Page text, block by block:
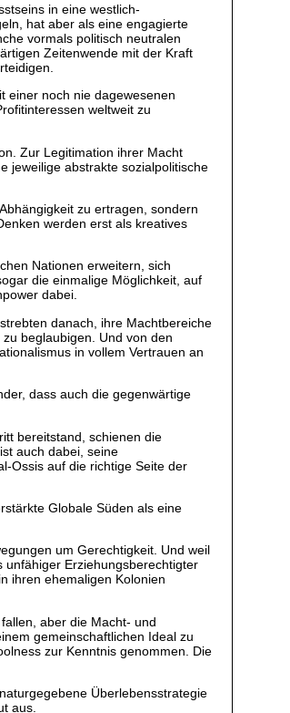
in eine westlich-
hat aber als eine engagierte
vormals politisch neutralen
Zeitenwende mit der Kraft
einer noch nie dagewesenen
weltweit zu
Zur Legitimation ihrer Macht
jeweilige abstrakte sozialpolitische
zu ertragen, sondern
werden erst als kreatives
Nationen erweitern, sich
die einmalige Möglichkeit, auf
dabei.
danach, ihre Machtbereiche
beglaubigen. Und von den
in vollem Vertrauen an
dass auch die gegenwärtige
bereitstand, schienen die
auch dabei, seine
Ossis auf die richtige Seite der
Globale Süden als eine
um Gerechtigkeit. Und weil
Erziehungsberechtigter
ihren ehemaligen Kolonien
aber die Macht- und
gemeinschaftlichen Ideal zu
zur Kenntnis genommen. Die
Überlebensstrategie
aus.